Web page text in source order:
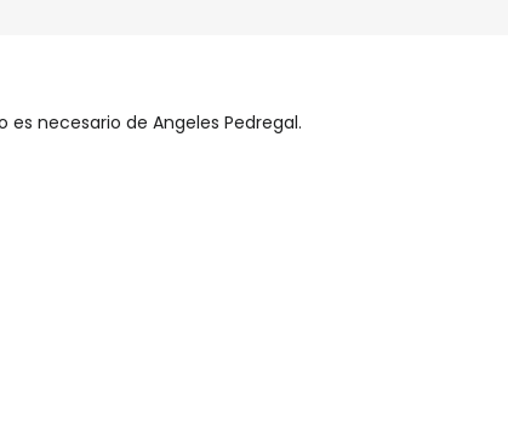
necesario de Angeles Pedregal.